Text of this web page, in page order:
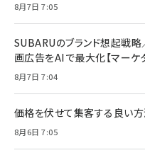
8月7日 7:05
SUBARUのブランド想起戦略
画広告をAIで最大化【マーケ
8月7日 7:04
価格を伏せて集客する良い
8月6日 7:05